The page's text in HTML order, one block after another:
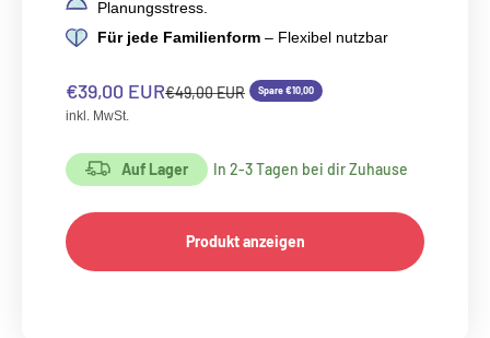
Planungsstress.
Für jede Familienform – Flexibel nutzbar
Angebot
€39,00 EURRegulärer Preis
€49,00 EUR Spare €10,00
inkl. MwSt.
Auf Lager In 2-3 Tagen bei dir Zuhause
Produkt anzeigen